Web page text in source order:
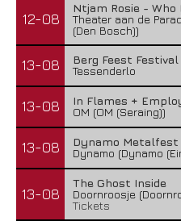
12-08
Ntjam Rosie - Who
Theater aan de
(Den Bosch))
13-08
Berg Feest
Tessenderlo
13-08
In Flames +
OM (OM (Seraing))
13-08
Dynamo
Dynamo (Dynamo
13-08
The Ghost Inside
Doornroosje
Tickets